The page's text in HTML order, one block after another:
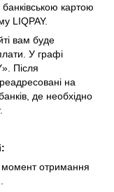
картою
LIQPAY.
вам буде
У графі
Після
на
де необхідно
момент отримання